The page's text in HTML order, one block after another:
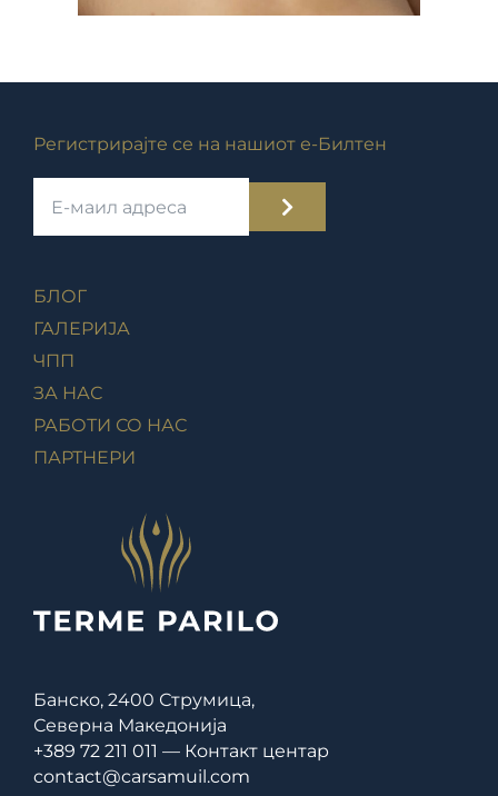
Регистрирајте се на нашиот е-Билтен
БЛОГ
ГАЛЕРИЈА
ЧПП
ЗА НАС
РАБОТИ СО НАС
ПАРТНЕРИ
Банско, 2400 Струмица,
Северна Македонија
+389 72 211 011 — Контакт центар
contact@carsamuil.com